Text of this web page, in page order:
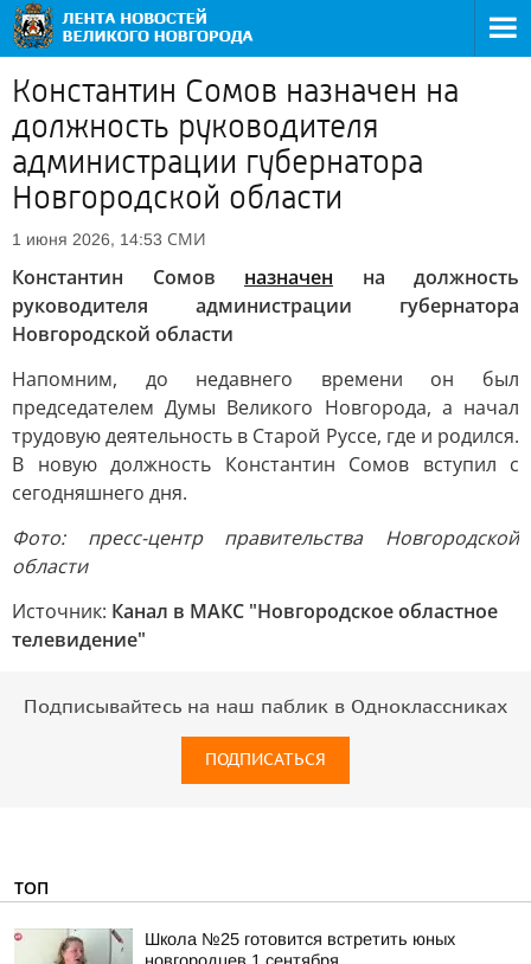
Константин Сомов назначен на
должность руководителя
администрации губернатора
Новгородской области
1 июня 2026, 14:53 СМИ
Константин Сомов назначен на должность
руководителя администрации губернатора
Новгородской области
Напомним, до недавнего времени он был
председателем Думы Великого Новгорода, а начал
трудовую деятельность в Старой Руссе, где и родился.
В новую должность Константин Сомов вступил с
сегодняшнего дня.
Фото: пресс-центр правительства Новгородской
области
Источник: Канал в МАКС "Новгородское областное
телевидение"
Подписывайтесь на наш паблик в Одноклассниках
ПОДПИСАТЬСЯ
ТОП
Школа №25 готовится встретить юных